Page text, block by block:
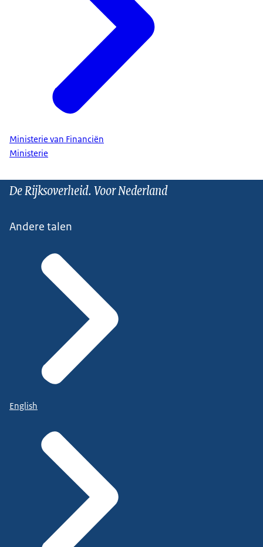
Ministerie van Financiën
Ministerie
De Rijksoverheid. Voor Nederland
Andere talen
English